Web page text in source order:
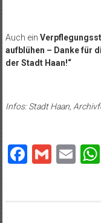
Auch ein
aufblühen – Danke für
der Stadt Haan!“
Infos: Stadt Haan,
Gmail